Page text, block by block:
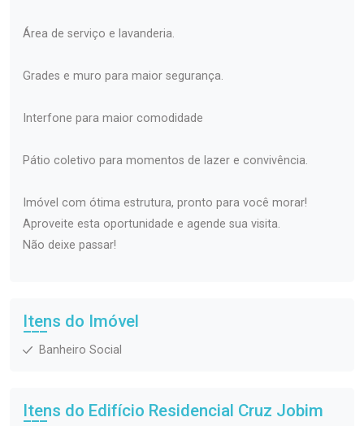
Área de serviço e lavanderia.
Grades e muro para maior segurança.
Interfone para maior comodidade
Pátio coletivo para momentos de lazer e convivência.
Imóvel com ótima estrutura, pronto para você morar!
Aproveite esta oportunidade e agende sua visita.
Não deixe passar!
Itens do Imóvel
Banheiro Social
Itens do Edifício Residencial Cruz Jobim